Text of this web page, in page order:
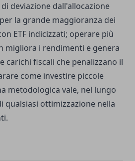
deviazione dall'allocazione
la grande maggioranza dei
ETF indicizzati; operare più
migliora i rendimenti e genera
carichi fiscali che penalizzano il
come investire piccole
metodologica vale, nel lungo
qualsiasi ottimizzazione nella